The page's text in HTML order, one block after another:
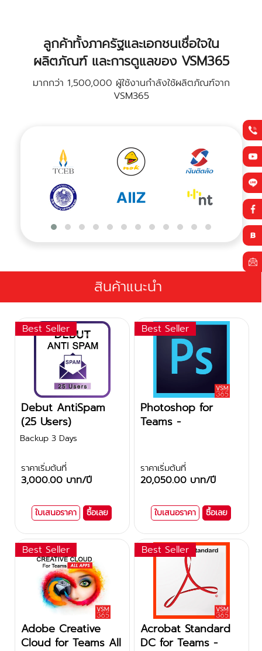
ลูกค้าทั้งภาครัฐและเอกชนเชื่อใจใน
ผลิตภัณฑ์ และการดูแลของ VSM365
มากกว่า 1,500,000 ผู้ใช้งานกำลังใช้ผลิตภัณฑ์จาก
VSM365
สินค้าแนะนำ
Best Seller
Debut AntiSpam
(25 Users)
Backup 3 Days
ราคาเริ่มต้นที่
3,000.00 บาท/ปี
ใบเสนอราคา ซื้อเลย
Best Seller
Adobe Creative
Cloud for Teams All
Best Seller
Photoshop for
Teams -
ราคาเริ่มต้นที่
20,050.00 บาท/ปี
ใบเสนอราคา ซื้อเลย
Best Seller
Acrobat Standard
DC for Teams -